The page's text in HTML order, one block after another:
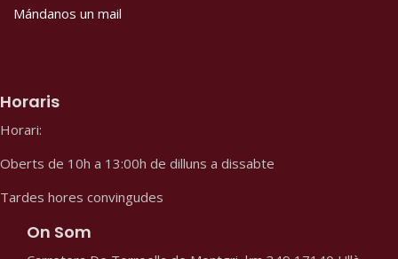
Mándanos un mail
Horaris
Horari:
Oberts de 10h a 13:00h de dilluns a dissabte
Tardes hores convingudes
On Som